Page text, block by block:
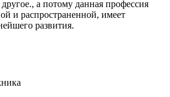
а потому данная профессия
и распространенной, имеет
развития.